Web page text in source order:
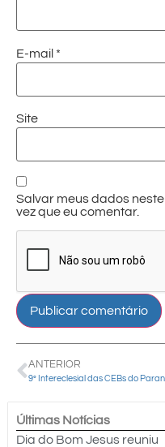
E-mail *
Site
Salvar meus dados
vez que eu comentar.
ANTERIOR
Últimas Notícias
Dia do Bom Jesus reuniu